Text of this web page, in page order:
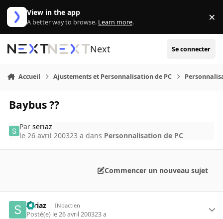
Aller au contenu
View in the app
A better way to browse. Learn more. ×
Next Se connecter
Accueil Ajustements et Personnalisation de PC
Baybus ??
Parseriaz
le 26 avril 200323 a dans Personnalisation de PC
Commencer un nouveau sujet
seriaz INpactien
Posté(e) le 26 avril 200323 a